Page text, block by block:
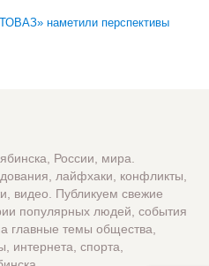
наметили перспективы
России, мира.
лайфхаки, конфликты,
видео. Публикуем свежие
популярных людей, события
главные темы общества,
интернета, спорта,